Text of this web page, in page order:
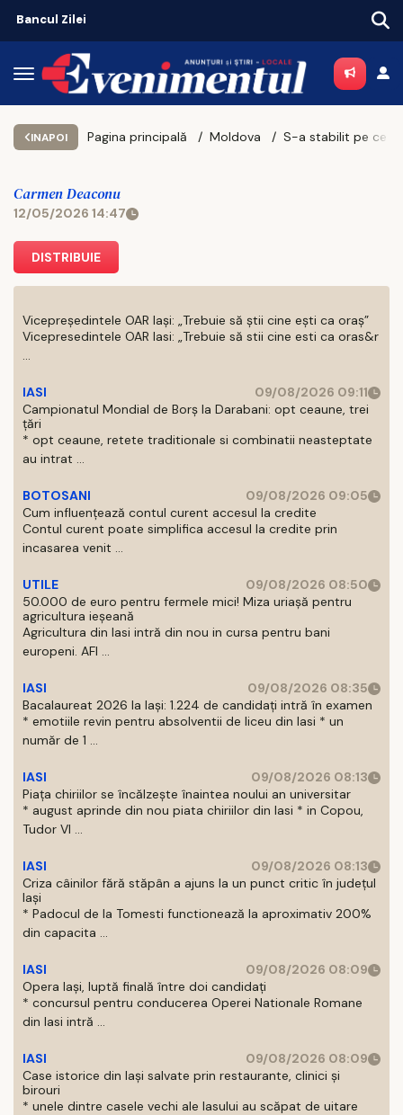
INAPOI Pagina principală Moldova
Carmen Deaconu
12/05/2026 14:47
DISTRIBUIE
Vicepreședintele OAR Iași: „Trebuie să știi cine ești ca oraș”
Vicepresedintele OAR Iasi: „Trebuie să stii cine esti ca oras&r
...
IASI
09/08/2026 09:11
Campionatul Mondial de Borș la Darabani: opt ceaune, trei
țări
* opt ceaune, retete traditionale si combinatii neasteptate
au intrat ...
BOTOSANI
09/08/2026 09:05
Cum influențează contul curent accesul la credite
Contul curent poate simplifica accesul la credite prin
incasarea venit ...
UTILE
09/08/2026 08:50
50.000 de euro pentru fermele mici! Miza uriașă pentru
agricultura ieșeană
Agricultura din Iasi intră din nou in cursa pentru bani
europeni. AFI ...
IASI
09/08/2026 08:35
Bacalaureat 2026 la Iași: 1.224 de candidați intră în examen
* emotiile revin pentru absolventii de liceu din Iasi * un
număr de 1 ...
IASI
09/08/2026 08:13
Piața chiriilor se încălzește înaintea noului an universitar
* august aprinde din nou piata chiriilor din Iasi * in Copou,
Tudor Vl ...
IASI
09/08/2026 08:13
Criza câinilor fără stăpân a ajuns la un punct critic în județul
Iași
* Padocul de la Tomesti functionează la aproximativ 200%
din capacita ...
IASI
09/08/2026 08:09
Opera Iași, luptă finală între doi candidați
* concursul pentru conducerea Operei Nationale Romane
din Iasi intră ...
IASI
09/08/2026 08:09
Case istorice din Iași salvate prin restaurante, clinici și
birouri
* unele dintre casele vechi ale Iasului au scăpat de uitare